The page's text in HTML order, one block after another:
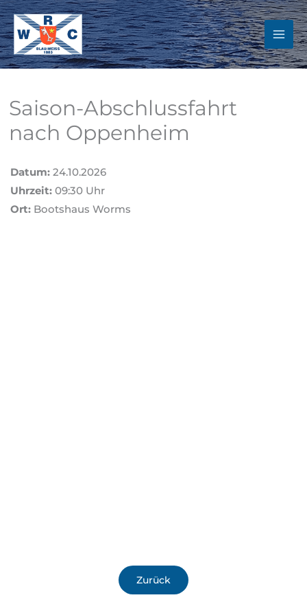
Zurück
Zum
Inhalt
springen
Saison-Abschlussfahrt
nach Oppenheim
Datum: 24.10.2026
Uhrzeit: 09:30 Uhr
Ort: Bootshaus Worms